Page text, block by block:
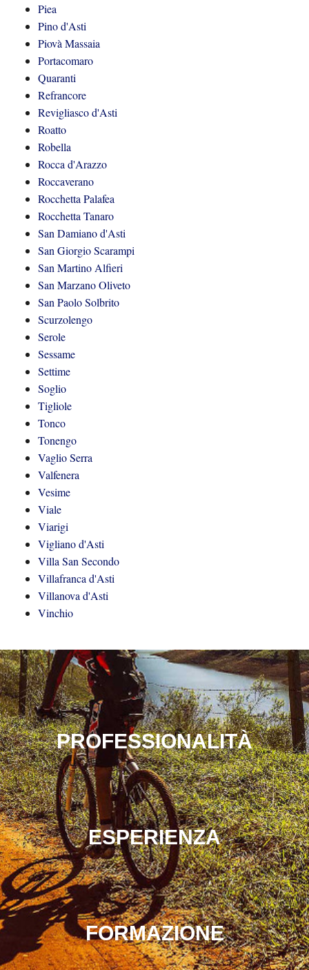
Piea
Pino d'Asti
Piovà Massaia
Portacomaro
Quaranti
Refrancore
Revigliasco d'Asti
Roatto
Robella
Rocca d'Arazzo
Roccaverano
Rocchetta Palafea
Rocchetta Tanaro
San Damiano d'Asti
San Giorgio Scarampi
San Martino Alfieri
San Marzano Oliveto
San Paolo Solbrito
Scurzolengo
Serole
Sessame
Settime
Soglio
Tigliole
Tonco
Tonengo
Vaglio Serra
Valfenera
Vesime
Viale
Viarigi
Vigliano d'Asti
Villa San Secondo
Villafranca d'Asti
Villanova d'Asti
Vinchio
PROFESSIONALITÀ
ESPERIENZA
FORMAZIONE